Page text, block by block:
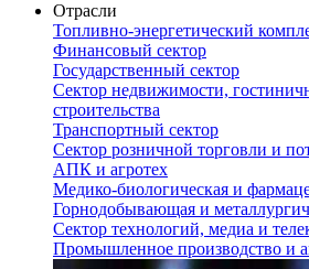
Отрасли
Топливно-энергетический
Финансовый сектор
Государственный сектор
Сектор недвижимости,
строительства
Транспортный сектор
Сектор розничной торговли и
АПК и агротех
Медико-биологическая и
Горнодобывающая и
Сектор технологий, медиа и
Промышленное производство и